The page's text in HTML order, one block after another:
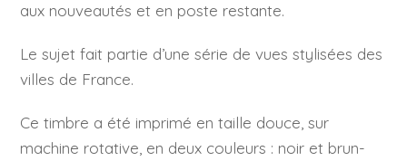
aux nouveautés et en poste restante.
Le sujet fait partie d’une série de vues stylisées des
villes de France.
Ce timbre a été imprimé en taille douce, sur
machine rotative, en deux couleurs : noir et brun-